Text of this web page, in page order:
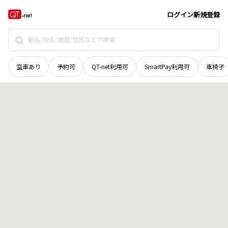
ログイン新規登録
空車あり 予約可 QT-net利用可 SmartPay利用可 車椅子
秋田県